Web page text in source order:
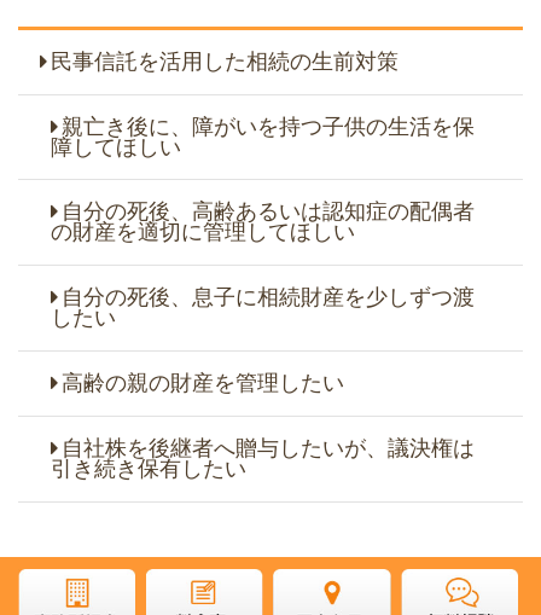
民事信託を活用した相続の生前対策
親亡き後に、障がいを持つ子供の生活を保
障してほしい
自分の死後、高齢あるいは認知症の配偶者
の財産を適切に管理してほしい
自分の死後、息子に相続財産を少しずつ渡
したい
高齢の親の財産を管理したい
自社株を後継者へ贈与したいが、議決権は
引き続き保有したい